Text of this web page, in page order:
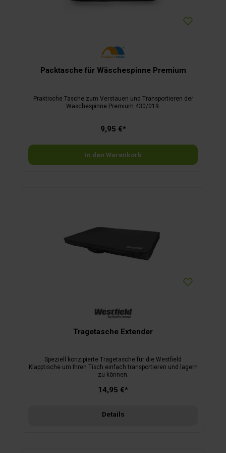
Packtasche für Wäschespinne Premium
Praktische Tasche zum Verstauen und Transportieren der
Wäschespinne Premium 430/019.
9,95 €*
In den Warenkorb
Tragetasche Extender
Speziell konzipierte Tragetasche für die Westfield
Klapptische um Ihren Tisch einfach transportieren und lagern
zu können.
14,95 €*
Details